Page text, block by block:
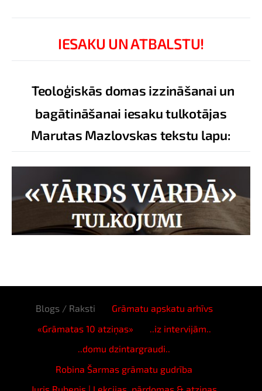
IESAKU UN ATBALSTU!
Teoloģiskās domas izzināšanai un
bagātināšanai iesaku tulkotājas
Marutas Mazlovskas tekstu lapu:
Blogs / Raksti
Grāmatu apskatu arhīvs
«Grāmatas 10 atziņas»
..iz intervijām..
..domu dzintargraudi..
Robina Šarmas grāmatu gudrība